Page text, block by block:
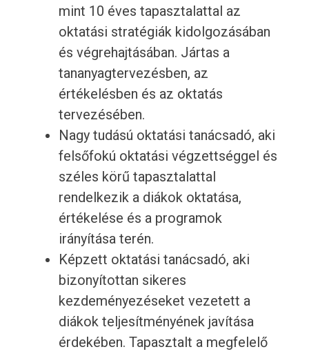
mint 10 éves tapasztalattal az
oktatási stratégiák kidolgozásában
és végrehajtásában. Jártas a
tananyagtervezésben, az
értékelésben és az oktatás
tervezésében.
Nagy tudású oktatási tanácsadó, aki
felsőfokú oktatási végzettséggel és
széles körű tapasztalattal
rendelkezik a diákok oktatása,
értékelése és a programok
irányítása terén.
Képzett oktatási tanácsadó, aki
bizonyítottan sikeres
kezdeményezéseket vezetett a
diákok teljesítményének javítása
érdekében. Tapasztalt a megfelelő